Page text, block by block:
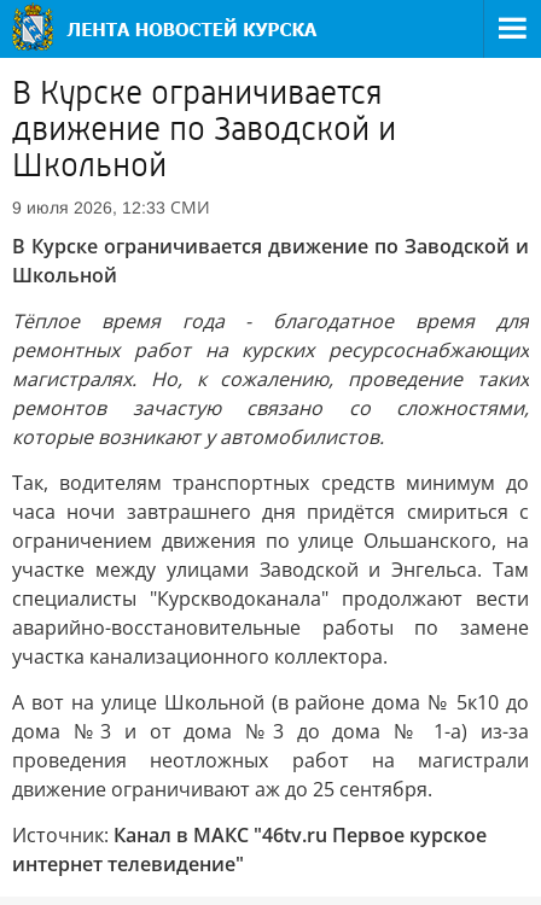
В Курске ограничивается
движение по Заводской и
Школьной
9 июля 2026, 12:33 СМИ
В Курске ограничивается движение по Заводской и
Школьной
Тёплое время года - благодатное время для
ремонтных работ на курских ресурсоснабжающих
магистралях. Но, к сожалению, проведение таких
ремонтов зачастую связано со сложностями,
которые возникают у автомобилистов.
Так, водителям транспортных средств минимум до
часа ночи завтрашнего дня придётся смириться с
ограничением движения по улице Ольшанского, на
участке между улицами Заводской и Энгельса. Там
специалисты "Курскводоканала" продолжают вести
аварийно-восстановительные работы по замене
участка канализационного коллектора.
А вот на улице Школьной (в районе дома № 5к10 до
дома №3 и от дома №3 до дома № 1-а) из-за
проведения неотложных работ на магистрали
движение ограничивают аж до 25 сентября.
Источник: Канал в МАКС "46tv.ru Первое курское
интернет телевидение"